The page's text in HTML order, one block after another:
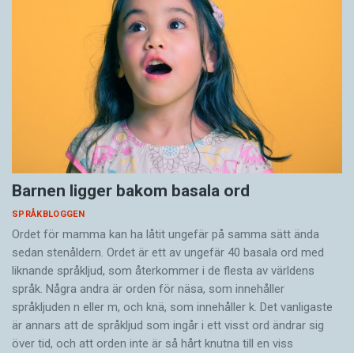
Barnen ligger bakom basala ord
SPRÅKBLOGGEN
Ordet för mamma kan ha låtit ungefär på samma sätt ända
sedan stenåldern. Ordet är ett av ungefär 40 basala ord med
liknande språkljud, som återkommer i de flesta av världens
språk. Några andra är orden för näsa, som innehåller
språkljuden n eller m, och knä, som innehåller k. Det vanligaste
är annars att de språkljud som ingår i ett visst ord ändrar sig
över tid, och att orden inte är så hårt knutna till en viss